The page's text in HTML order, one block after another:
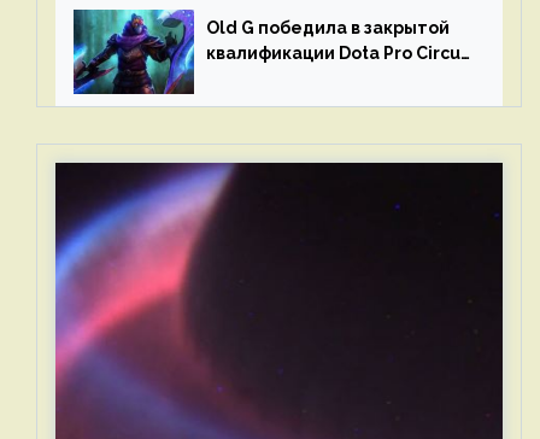
Old G победила в закрытой
квалификации Dota Pro Circuit